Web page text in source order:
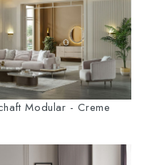
Modular - Creme